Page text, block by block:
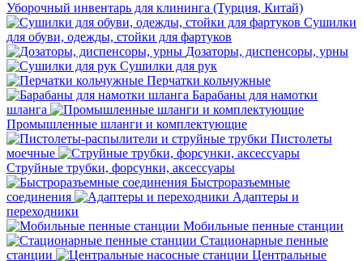
Уборочный инвентарь для клининга (Турция, Китай)
Сушилки
для обуви, одежды, стойки для фартуков
Дозаторы, диспенсоры, урны
Сушилки для рук
Перчатки кольчужные
Барабаны для намотки
шланга
Промышленные шланги и комплектующие
Пистолеты
моечные
Струйные трубки, форсунки, аксессуары
Быстроразъемные
соединения
Адаптеры и
переходники
Мобильные пенные станции
Стационарные пенные
станции
Центральные